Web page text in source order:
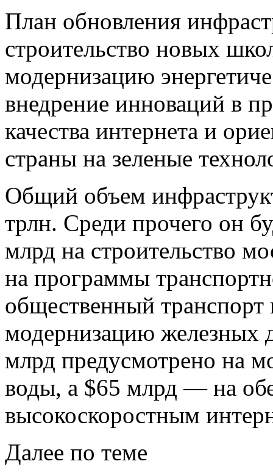
План обновления
строительство новых
модернизацию
внедрение инноваций в
качества интернета и
страны на зеленые
Общий объем
трлн. Среди прочего он
млрд на строительство
на программы
общественный транспорт
модернизацию
млрд предусмотрено на
воды, а $65 млрд — на
высокоскоростным
Далее по теме